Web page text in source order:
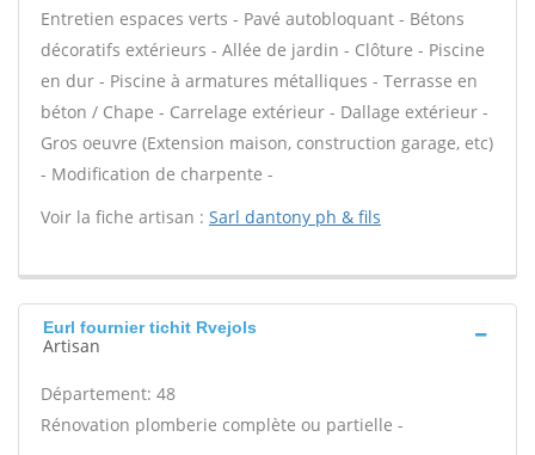
Entretien espaces verts - Pavé autobloquant - Bétons
décoratifs extérieurs - Allée de jardin - Clôture - Piscine
en dur - Piscine à armatures métalliques - Terrasse en
béton / Chape - Carrelage extérieur - Dallage extérieur -
Gros oeuvre (Extension maison, construction garage, etc)
- Modification de charpente -
Voir la fiche artisan : Sarl dantony ph & fils
Eurl fournier tichit Rvejols
Artisan
Département: 48
Rénovation plomberie complète ou partielle -